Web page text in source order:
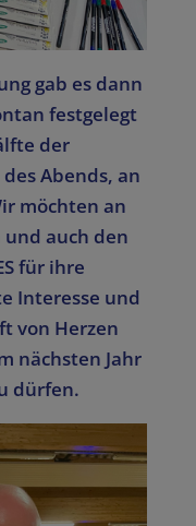
gab es dann
festgelegt
der
Abends, an
möchten an
und auch den
für ihre
Interesse und
von Herzen
nächsten Jahr
dürfen.